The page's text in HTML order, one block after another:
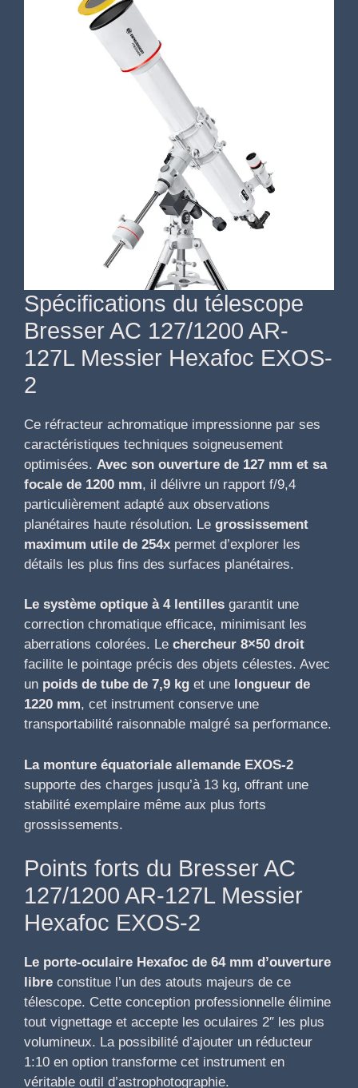
Spécifications du télescope
Bresser AC 127/1200 AR-
127L Messier Hexafoc EXOS-
2
Ce réfracteur achromatique impressionne par ses
caractéristiques techniques soigneusement
optimisées. Avec son ouverture de 127 mm et sa
focale de 1200 mm, il délivre un rapport f/9,4
particulièrement adapté aux observations
planétaires haute résolution. Le grossissement
maximum utile de 254x permet d’explorer les
détails les plus fins des surfaces planétaires.
Le système optique à 4 lentilles garantit une
correction chromatique efficace, minimisant les
aberrations colorées. Le chercheur 8×50 droit
facilite le pointage précis des objets célestes. Avec
un poids de tube de 7,9 kg et une longueur de
1220 mm, cet instrument conserve une
transportabilité raisonnable malgré sa performance.
La monture équatoriale allemande EXOS-2
supporte des charges jusqu’à 13 kg, offrant une
stabilité exemplaire même aux plus forts
grossissements.
Points forts du Bresser AC
127/1200 AR-127L Messier
Hexafoc EXOS-2
Le porte-oculaire Hexafoc de 64 mm d’ouverture
libre constitue l’un des atouts majeurs de ce
télescope. Cette conception professionnelle élimine
tout vignettage et accepte les oculaires 2″ les plus
volumineux. La possibilité d’ajouter un réducteur
1:10 en option transforme cet instrument en
véritable outil d’astrophotographie.